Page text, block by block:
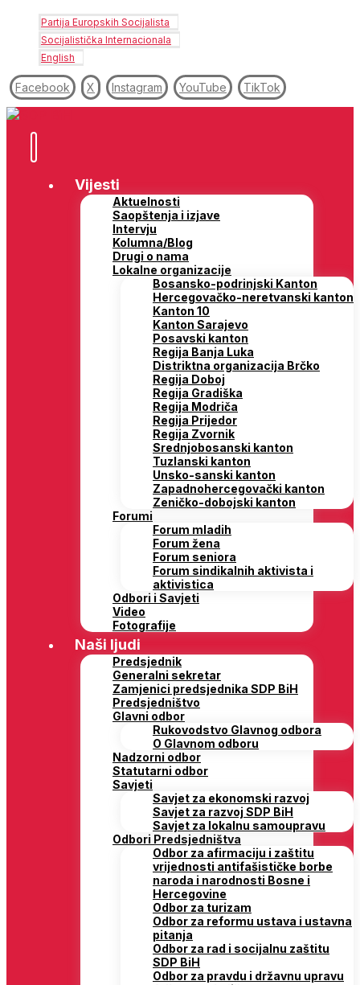
Partija Europskih Socijalista
Socijalistička Internacionala
English
Facebook X Instagram YouTube TikTok
Vijesti
Aktuelnosti
Saopštenja i izjave
Intervju
Kolumna/Blog
Drugi o nama
Lokalne organizacije
Bosansko-podrinjski Kanton
Hercegovačko-neretvanski kanton
Kanton 10
Kanton Sarajevo
Posavski kanton
Regija Banja Luka
Distriktna organizacija Brčko
Regija Doboj
Regija Gradiška
Regija Modriča
Regija Prijedor
Regija Zvornik
Srednjobosanski kanton
Tuzlanski kanton
Unsko-sanski kanton
Zapadnohercegovački kanton
Zeničko-dobojski kanton
Forumi
Forum mladih
Forum žena
Forum seniora
Forum sindikalnih aktivista i
aktivistica
Odbori i Savjeti
Video
Fotografije
Naši ljudi
Predsjednik
Generalni sekretar
Zamjenici predsjednika SDP BiH
Predsjedništvo
Glavni odbor
Rukovodstvo Glavnog odbora
O Glavnom odboru
Nadzorni odbor
Statutarni odbor
Savjeti
Savjet za ekonomski razvoj
Savjet za razvoj SDP BiH
Savjet za lokalnu samoupravu
Odbori Predsjedništva
Odbor za afirmaciju i zaštitu
vrijednosti antifašističke borbe
naroda i narodnosti Bosne i
Hercegovine
Odbor za turizam
Odbor za reformu ustava i ustavna
pitanja
Odbor za rad i socijalnu zaštitu
SDP BiH
Odbor za pravdu i državnu upravu